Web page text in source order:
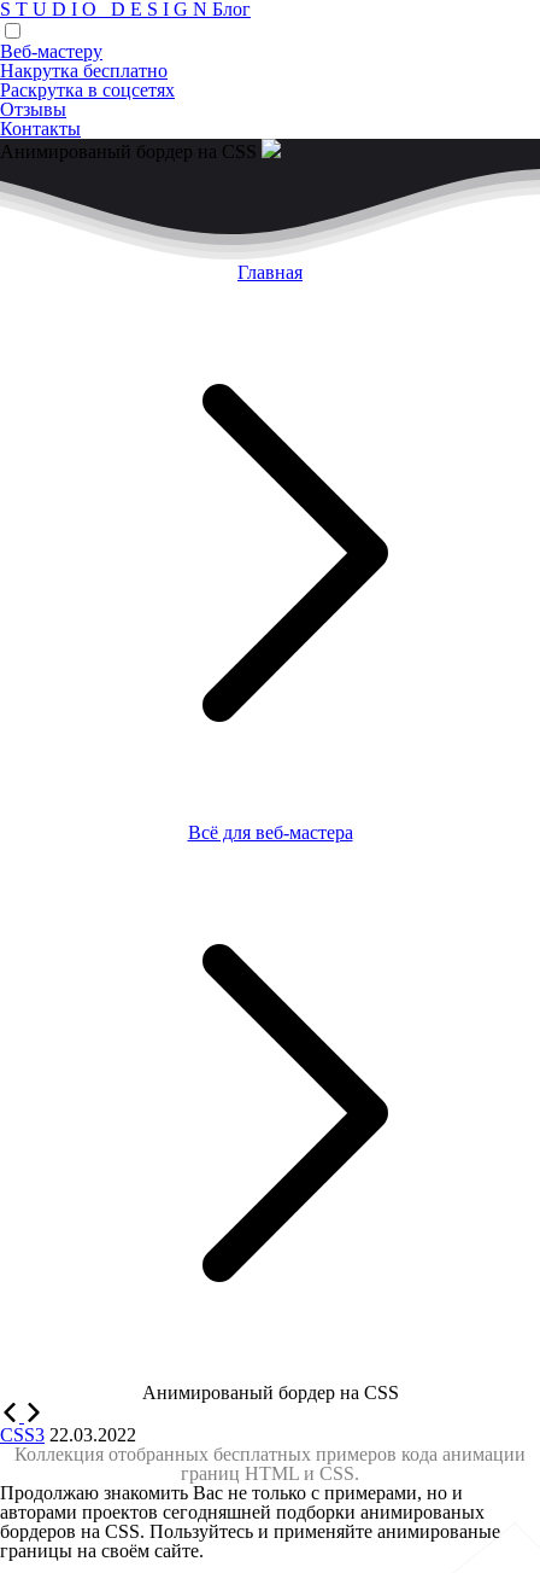
S T U D I O D E S I G N Блог
Веб-мастеру
Накрутка бесплатно
Раскрутка в соцсетях
Отзывы
Контакты
Анимированый бордер на CSS
Главная
Всё для веб-мастера
Анимированый бордер на CSS
CSS3 22.03.2022
Коллекция отобранных бесплатных примеров кода анимации
границ HTML и CSS.
Продолжаю знакомить Вас не только с примерами, но и
авторами проектов сегодняшней подборки анимированых
бордеров на CSS. Пользуйтесь и применяйте анимированые
границы на своём сайте.